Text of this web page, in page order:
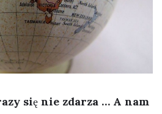
się nie zdarza … A nam